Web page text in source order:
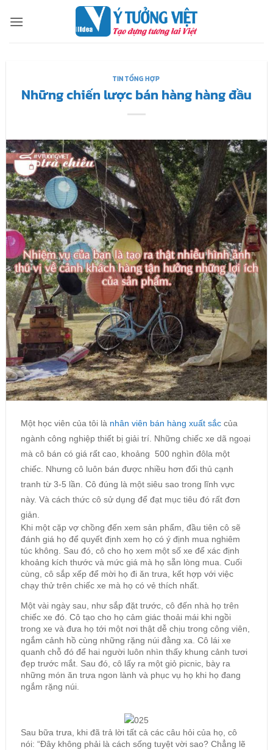
qua
TIN TỔNG HỢP
Những chiến lược bán hàng hàng đầu
Một học viên của tôi là nhân viên bán hàng xuất sắccủa
ngành công nghiệp thiết bị giải trí. Những chiếc xe dã ngoại
mà cô bán có giá rất cao, khoảng 500 nghìn đôla một
chiếc. Nhưng cô luôn bán được nhiều hơn đối thủ cạnh
tranh từ 3-5 lần. Cô đúng là một siêu sao trong lĩnh vực
này. Và cách thức cô sử dụng để đạt mục tiêu đó rất đơn
giản.
Khi một cặp vợ chồng đến xem sản phẩm, đầu tiên cô sẽ
đánh giá họ để quyết định xem họ có ý định mua nghiêm
túc không. Sau đó, cô cho họ xem một số xe để xác định
khoảng kích thước và mức giá mà họ sẵn lòng mua. Cuối
cùng, cô sắp xếp để mời họ đi ăn trưa, kết hợp với việc
chạy thử trên chiếc xe mà họ có vẻ thích nhất.
Một vài ngày sau, như sắp đặt trước, cô đến nhà họ trên
chiếc xe đó. Cô tạo cho họ cảm giác thoải mái khi ngồi
trong xe và đưa họ tới một nơi thật dễ chịu trong công viên,
ngắm cảnh hồ cùng những rặng núi đằng xa. Cô lái xe
quanh chỗ đó để hai người luôn nhìn thấy khung cảnh tươi
đẹp trước mắt. Sau đó, cô lấy ra một giỏ picnic, bày ra
những món ăn trưa ngon lành và phục vụ họ khi họ đang
ngắm rặng núi.
Sau bữa trưa, khi đã trả lời tất cả các câu hỏi của họ, cô
nói: “Đây không phải là cách sống tuyệt vời sao? Chẳng lẽ